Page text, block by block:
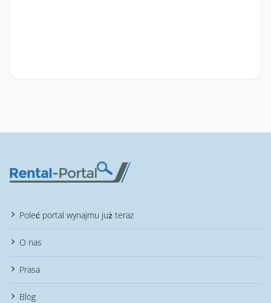
Poleć portal wynajmu już teraz
O nas
Prasa
Blog